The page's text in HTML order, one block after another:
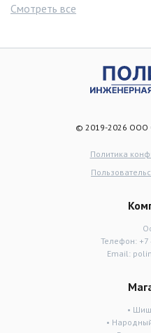
Смотреть все
© 2019-2026 ООО
Политика
Телефон: +7
Email:
•
•